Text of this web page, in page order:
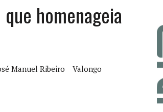
14 A 17 DE AGOSTOhomenageia
Manuel Ribeiro Valongo